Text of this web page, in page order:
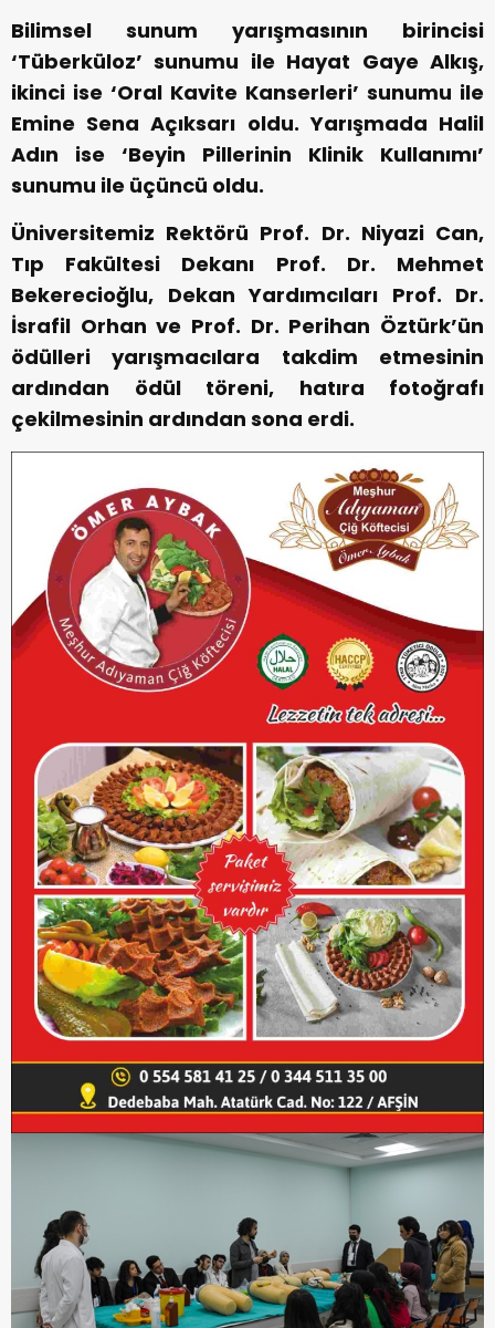
Bilimsel sunum yarışmasının birincisi
‘Tüberküloz’ sunumu ile Hayat Gaye Alkış,
ikinci ise ‘Oral Kavite Kanserleri’ sunumu ile
Emine Sena Açıksarı oldu. Yarışmada Halil
Adın ise ‘Beyin Pillerinin Klinik Kullanımı’
sunumu ile üçüncü oldu.
Üniversitemiz Rektörü Prof. Dr. Niyazi Can,
Tıp Fakültesi Dekanı Prof. Dr. Mehmet
Bekerecioğlu, Dekan Yardımcıları Prof. Dr.
İsrafil Orhan ve Prof. Dr. Perihan Öztürk’ün
ödülleri yarışmacılara takdim etmesinin
ardından ödül töreni, hatıra fotoğrafı
çekilmesinin ardından sona erdi.